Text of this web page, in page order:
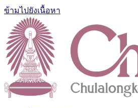
ข้ามไปยังเนื้อหา